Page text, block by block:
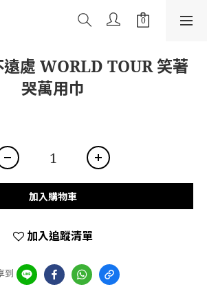
處 WORLD TOUR 笑著
哭萬用巾
加入購物車
加入追蹤清單
到